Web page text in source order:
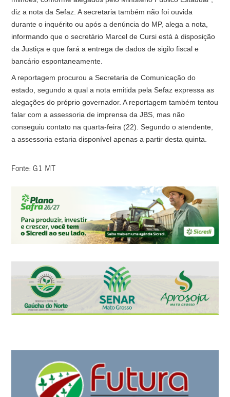
diz a nota da Sefaz. A secretaria também não foi ouvida
durante o inquérito ou após a denúncia do MP, alega a nota,
informando que o secretário Marcel de Cursi está à disposição
da Justiça e que fará a entrega de dados de sigilo fiscal e
bancário espontaneamente.
A reportagem procurou a Secretaria de Comunicação do
estado, segundo a qual a nota emitida pela Sefaz expressa as
alegações do próprio governador. A reportagem também tentou
falar com a assessoria de imprensa da JBS, mas não
conseguiu contato na quarta-feira (22). Segundo o atendente,
a assessoria estaria disponível apenas a partir desta quinta.
Fonte: G1 MT